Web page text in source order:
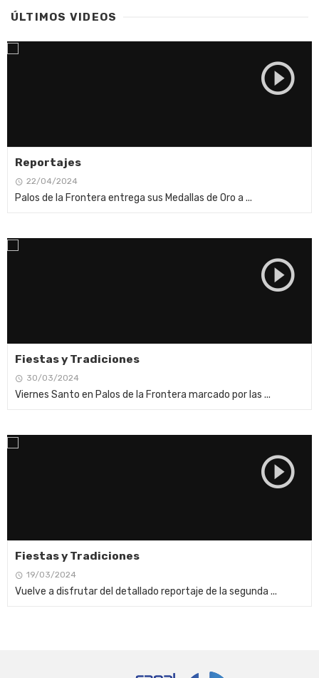
ÚLTIMOS VIDEOS
Reportajes
22/04/2024
Palos de la Frontera entrega sus Medallas de Oro a ...
Fiestas y Tradiciones
30/03/2024
Viernes Santo en Palos de la Frontera marcado por las ...
Fiestas y Tradiciones
19/03/2024
Vuelve a disfrutar del detallado reportaje de la segunda ...